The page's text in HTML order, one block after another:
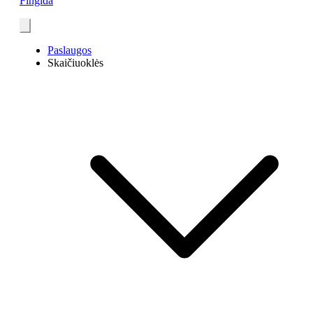
Paslaugos
Skaičiuoklės